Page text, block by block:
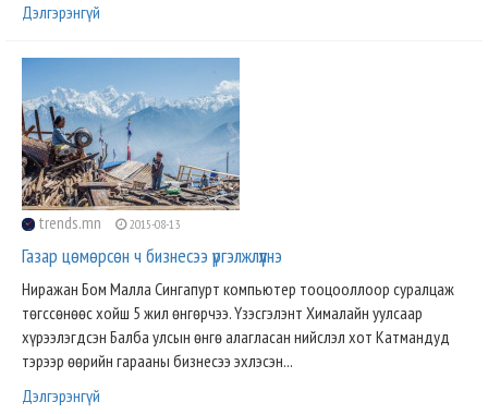
Дэлгэрэнгүй
trends.mn 2015-08-13
Газар цөмөрсөн ч бизнесээ үргэлжлүүлнэ
Ниражан Бом Малла Сингапурт компьютер тооцооллоор суралцаж
төгссөнөөс хойш 5 жил өнгөрчээ. Үзэсгэлэнт Хималайн уулсаар
хүрээлэгдсэн Балба улсын өнгө алагласан нийслэл хот Катмандуд
тэрээр өөрийн гарааны бизнесээ эхлэсэн...
Дэлгэрэнгүй